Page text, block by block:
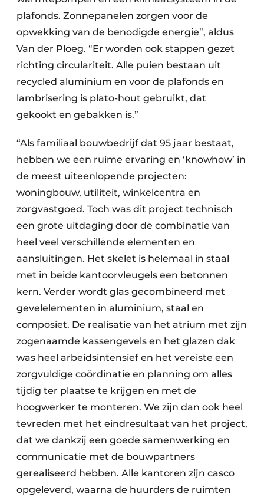
plafonds. Zonnepanelen zorgen voor de
opwekking van de benodigde energie”, aldus
Van der Ploeg. “Er worden ook stappen gezet
richting circulariteit. Alle puien bestaan uit
recycled aluminium en voor de plafonds en
lambrisering is plato-hout gebruikt, dat
gekookt en gebakken is.”
“Als familiaal bouwbedrijf dat 95 jaar bestaat,
hebben we een ruime ervaring en ‘knowhow’ in
de meest uiteenlopende projecten:
woningbouw, utiliteit, winkelcentra en
zorgvastgoed. Toch was dit project technisch
een grote uitdaging door de combinatie van
heel veel verschillende elementen en
aansluitingen. Het skelet is helemaal in staal
met in beide kantoorvleugels een betonnen
kern. Verder wordt glas gecombineerd met
gevel­elementen in aluminium, staal en
composiet. De realisatie van het atrium met zijn
zogenaamde kassengevels en het glazen dak
was heel arbeidsintensief en het vereiste een
zorgvuldige coördinatie en planning om alles
tijdig ter plaatse te krijgen en met de
hoogwerker te monteren. We zijn dan ook heel
tevreden met het eindresultaat van het project,
dat we dankzij een goede samenwerking en
communicatie met de bouwpartners
gerealiseerd hebben. Alle kantoren zijn casco
opgeleverd, waarna de huurders de ruimten